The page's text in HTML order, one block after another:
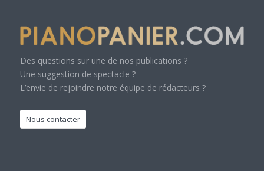
Des questions sur une de nos publications ?
Une suggestion de spectacle ?
L’envie de rejoindre notre équipe de rédacteurs ?
Nous contacter